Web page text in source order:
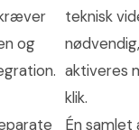
og
teknisk
nødvendig,
aktiveres
klik.
Én samlet